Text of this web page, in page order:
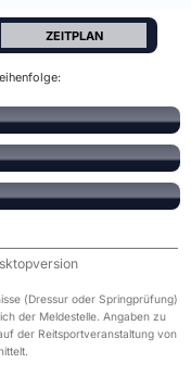
ZEITPLAN
(Dressur oder Springprüfung)
der Meldestelle. Angaben zu
der Reitsportveranstaltung von